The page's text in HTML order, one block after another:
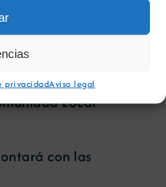
privacidadAviso legal
Local
con las